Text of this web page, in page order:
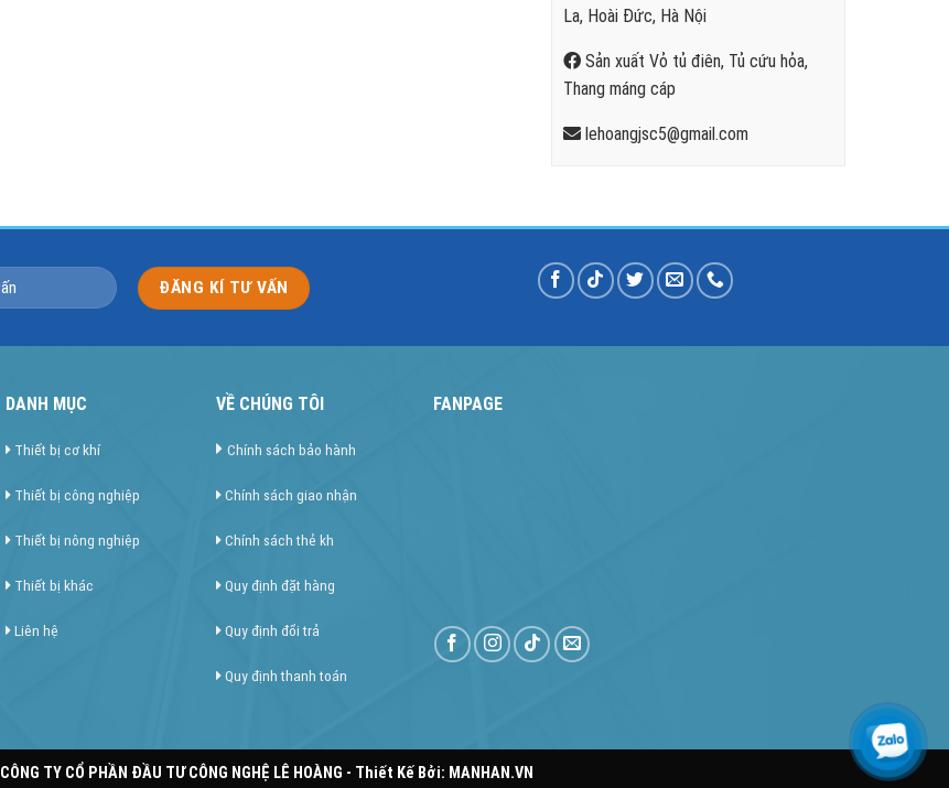
La, Hoài Đức, Hà Nội
Sản xuất Vỏ tủ điên, Tủ cứu hỏa,
Thang máng cáp
lehoangjsc5@gmail.com
DANH MỤC
Thiết bị cơ khí
Thiết bị công nghiệp
Thiết bị nông nghiệp
Thiết bị khác
Liên hệ
VỀ CHÚNG TÔI
Chính sách bảo hành
Chính sách giao nhận
Chính sách thẻ kh
Quy định đặt hàng
Quy định đổi trả
Quy định thanh toán
FANPAGE
CÔNG TY CỔ PHẦN ĐẦU TƯ CÔNG NGHỆ LÊ HOÀNG - Thiết Kế Bởi: MANHAN.VN